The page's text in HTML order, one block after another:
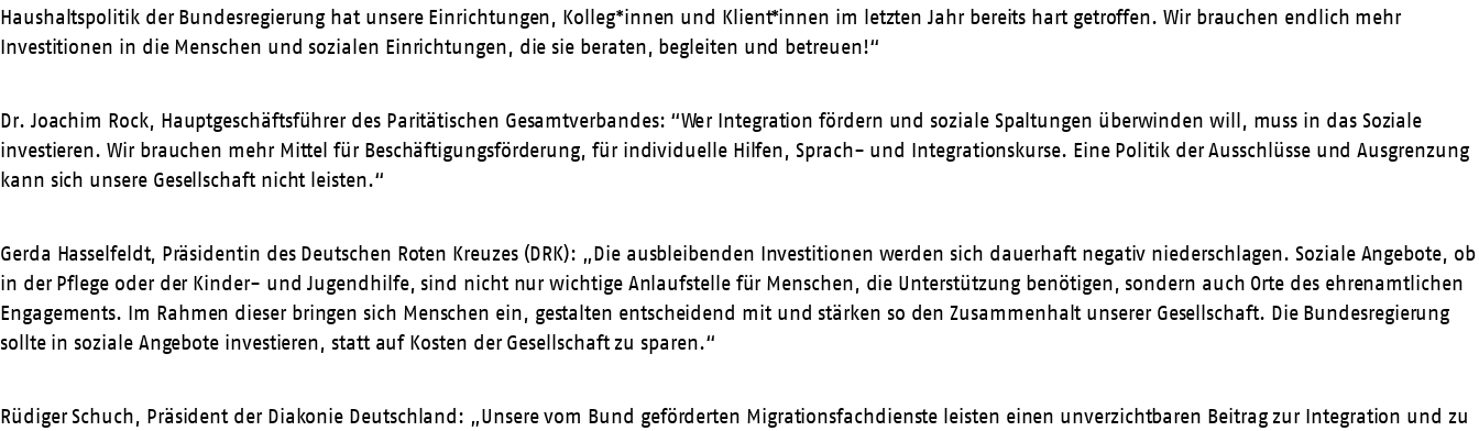
Haushaltspolitik der Bundesregierung hat unsere Einrichtungen, Kolleg*innen und Klient*innen im letzten Jahr bereits hart getroffen. Wir brauchen endlich mehr
Investitionen in die Menschen und sozialen Einrichtungen, die sie beraten, begleiten und betreuen!“
Dr. Joachim Rock, Hauptgeschäftsführer des Paritätischen Gesamtverbandes: “Wer Integration fördern und soziale Spaltungen überwinden will, muss in das Soziale
investieren. Wir brauchen mehr Mittel für Beschäftigungsförderung, für individuelle Hilfen, Sprach- und Integrationskurse. Eine Politik der Ausschlüsse und Ausgrenzung
kann sich unsere Gesellschaft nicht leisten.“
Gerda Hasselfeldt, Präsidentin des Deutschen Roten Kreuzes (DRK): „Die ausbleibenden Investitionen werden sich dauerhaft negativ niederschlagen. Soziale Angebote, ob
in der Pflege oder der Kinder- und Jugendhilfe, sind nicht nur wichtige Anlaufstelle für Menschen, die Unterstützung benötigen, sondern auch Orte des ehrenamtlichen
Engagements. Im Rahmen dieser bringen sich Menschen ein, gestalten entscheidend mit und stärken so den Zusammenhalt unserer Gesellschaft. Die Bundesregierung
sollte in soziale Angebote investieren, statt auf Kosten der Gesellschaft zu sparen.“
Rüdiger Schuch, Präsident der Diakonie Deutschland: „Unsere vom Bund geförderten Migrationsfachdienste leisten einen unverzichtbaren Beitrag zur Integration und zu